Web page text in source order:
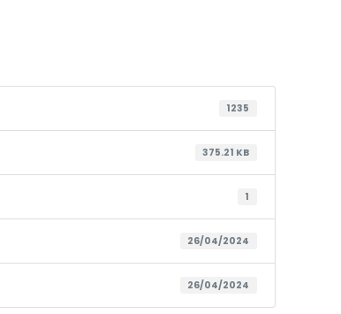
1235
375.21 KB
1
26/04/2024
26/04/2024